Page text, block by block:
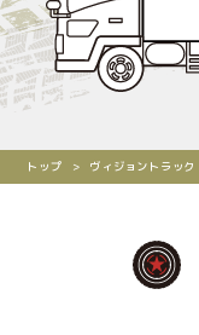
トップ > ヴィジョントラック